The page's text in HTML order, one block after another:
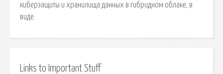
киберзащиты и хранилища данных в гибридном облаке, в
виде.
Links to Important Stuff